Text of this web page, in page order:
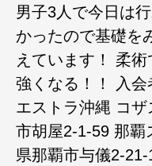
男子3人で今日は
かったので基礎を
えています！ 柔
強くなる！！ 入
エストラ沖縄 コ
市胡屋2-1-59 那覇
県那覇市与儀2-21-